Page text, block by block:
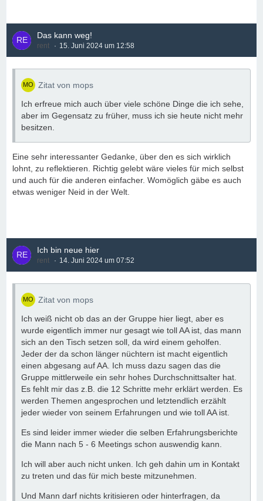
Das kann weg!
rent 15. Juni 2024 um 12:58
Zitat von mops
Ich erfreue mich auch über viele schöne Dinge die ich sehe,
aber im Gegensatz zu früher, muss ich sie heute nicht mehr
besitzen.
Eine sehr interessanter Gedanke, über den es sich wirklich
lohnt, zu reflektieren. Richtig gelebt wäre vieles für mich selbst
und auch für die anderen einfacher. Womöglich gäbe es auch
etwas weniger Neid in der Welt.
Ich bin neue hier
rent 14. Juni 2024 um 07:52
Zitat von mops
Ich weiß nicht ob das an der Gruppe hier liegt, aber es
wurde eigentlich immer nur gesagt wie toll AA ist, das mann
sich an den Tisch setzen soll, da wird einem geholfen.
Jeder der da schon länger nüchtern ist macht eigentlich
einen abgesang auf AA. Ich muss dazu sagen das die
Gruppe mittlerweile ein sehr hohes Durchschnittsalter hat.
Es fehlt mir das z.B. die 12 Schritte mehr erklärt werden. Es
werden Themen angesprochen und letztendlich erzählt
jeder wieder von seinem Erfahrungen und wie toll AA ist.
Es sind leider immer wieder die selben Erfahrungsberichte
die Mann nach 5 - 6 Meetings schon auswendig kann.
Ich will aber auch nicht unken. Ich geh dahin um in Kontakt
zu treten und das für mich beste mitzunehmen.
Und Mann darf nichts kritisieren oder hinterfragen, da